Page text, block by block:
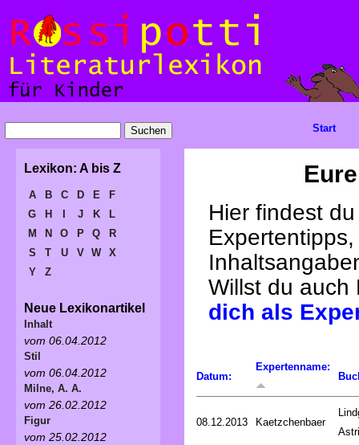
Hier findest
Willst du
dich als
Datum:
Expertenname:
08.12.2013 Kaetzchenbaer
Start
Lexikon: A bis Z
A B C D E
F
G
H J K
L
M
N O P Q
R
S
T U V W
X
Y
Z
Neue Lexikonartikel
Inhalt
vom 06.04.2012
Stil
vom 06.04.2012
Milne, A. A.
vom 26.02.2012
Figur
vom 25.02.2012